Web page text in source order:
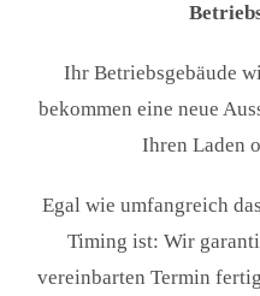
Ihr Betriebsgebäude
bekommen eine neue
Ihren Laden
Egal wie umfangreich
Timing ist: Wir
vereinbarten Termin